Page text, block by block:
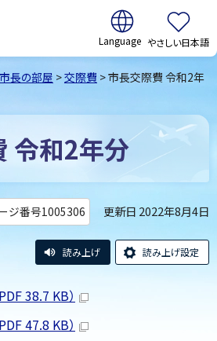
翻訳:
やさしい日本語
市長の部屋 >交際費 > 市長交際費 令和2年
令和2年分
ジ番号1005306 更新日 2022年8月4日
読み上げ 読み上げ設定
38.7 KB）
47.8 KB）